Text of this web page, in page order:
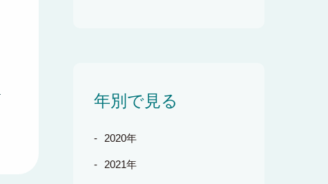
年別で見る
2020年
2021年